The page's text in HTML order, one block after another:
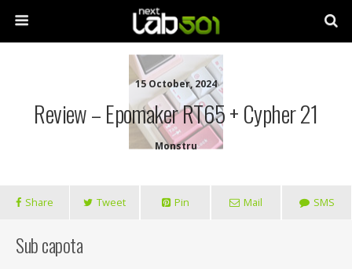
15 October, 2024
Review – Epomaker RT65 + Cypher 21
Monstru
Share Tweet Pin Mail SMS
Sub capota